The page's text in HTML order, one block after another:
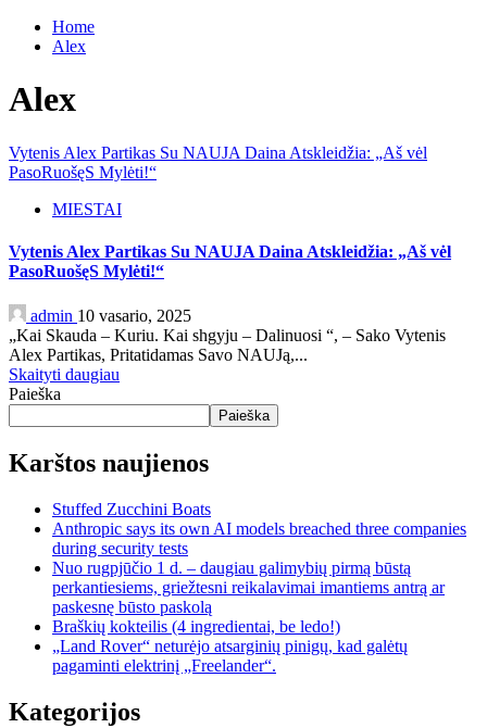
Home
Alex
Alex
Vytenis Alex Partikas Su NAUJA Daina Atskleidžia: „Aš vėl
PasoRuošęS Mylėti!“
MIESTAI
Vytenis Alex Partikas Su NAUJA Daina Atskleidžia: „Aš vėl
PasoRuošęS Mylėti!“
admin 10 vasario, 2025
„Kai Skauda – Kuriu. Kai shgyju – Dalinuosi “, – Sako Vytenis
Alex Partikas, Pritatidamas Savo NAUJą,...
Skaityti daugiau
Paieška
Paieška
Karštos naujienos
Stuffed Zucchini Boats
Anthropic says its own AI models breached three companies
during security tests
Nuo rugpjūčio 1 d. – daugiau galimybių pirmą būstą
perkantiesiems, griežtesni reikalavimai imantiems antrą ar
paskesnę būsto paskolą
Braškių kokteilis (4 ingredientai, be ledo!)
„Land Rover“ neturėjo atsarginių pinigų, kad galėtų
pagaminti elektrinį „Freelander“.
Kategorijos